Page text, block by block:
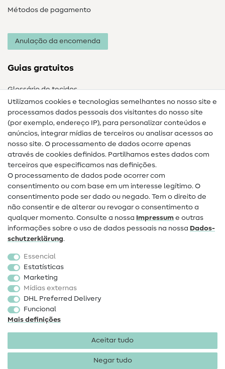
Métodos de pagamento
Anulação da encomenda
Guias gratuitos
Glossário de tecidos
Guias de costura
Ajuda e contacto
Contacto
Mudança de proprietário
Perguntas frequentes (FAQ)
Direito de cancelamento
Popular
Tecidos
Acessórios de costura
Promoção
Utilizamos cookies e tecnologias semelhantes no nosso site e
processamos dados pessoais dos visitantes do nosso site
(por exemplo, endereço IP), para personalizar conteúdos e
anúncios, integrar mídias de terceiros ou analisar acessos ao
nosso site. O processamento de dados ocorre apenas
através de cookies definidos. Partilhamos estes dados com
terceiros que especificamos nas definições.
O processamento de dados pode ocorrer com
consentimento ou com base em um interesse legítimo. O
consentimento pode ser dado ou negado. Tem o direito de
não consentir e de alterar ou revogar o consentimento a
qualquer momento. Consulte a nossa Impressum e outras
informações sobre o uso de dados pessoais na nossa Dados­
schutz­erklärung.
Essencial
Estatísticas
Marketing
Mídias externas
DHL Preferred Delivery
Funcional
Mais definições
Aceitar tudo
Negar tudo
Proteção de dados